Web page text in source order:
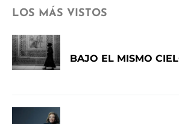
LOS MÁS VISTOS
BAJO EL MISMO